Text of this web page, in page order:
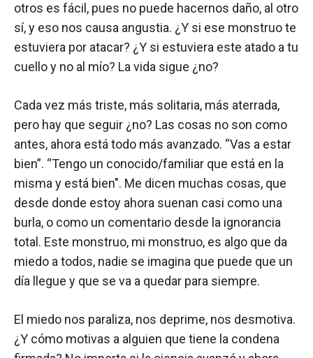
otros es fácil, pues no puede hacernos daño, al otro
sí, y eso nos causa angustia. ¿Y si ese monstruo te
estuviera por atacar? ¿Y si estuviera este atado a tu
cuello y no al mío? La vida sigue ¿no?
Cada vez más triste, más solitaria, más aterrada,
pero hay que seguir ¿no? Las cosas no son como
antes, ahora está todo más avanzado. “Vas a estar
bien”. “Tengo un conocido/familiar que está en la
misma y está bien". Me dicen muchas cosas, que
desde donde estoy ahora suenan casi como una
burla, o como un comentario desde la ignorancia
total. Este monstruo, mi monstruo, es algo que da
miedo a todos, nadie se imagina que puede que un
día llegue y que se va a quedar para siempre.
El miedo nos paraliza, nos deprime, nos desmotiva.
¿Y cómo motivas a alguien que tiene la condena